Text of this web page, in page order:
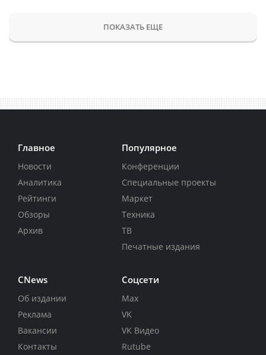
ПОКАЗАТЬ ЕЩЕ
Главное
Новости
Аналитика
Рейтинги
Обзоры
Архив
Популярное
Конференции
Специальные проекты
Маркет
Техника
ТВ
Печатные издания
CNews
Об издании
Реклама
Вакансии
Контакты
Соцсети
Max
VK
VK Видео
Rutube